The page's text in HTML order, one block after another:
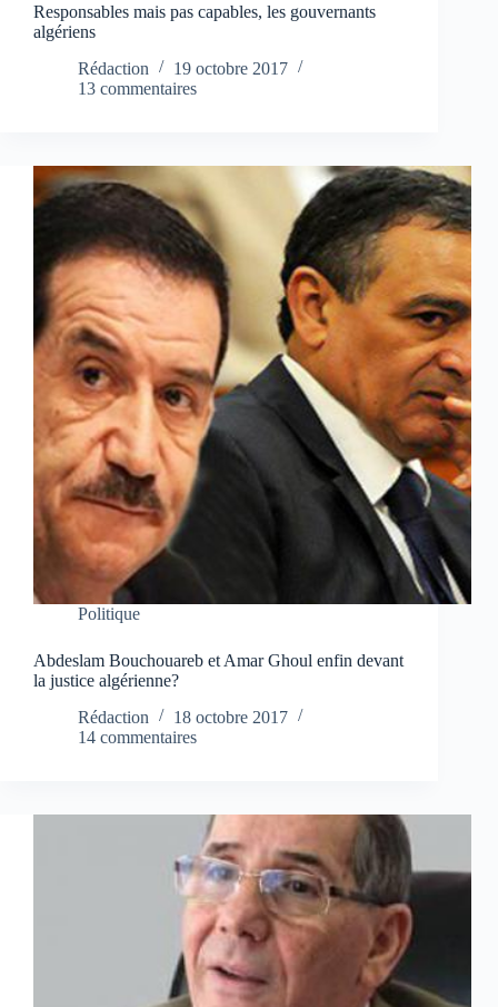
Responsables mais pas capables, les gouvernants
algériens
Rédaction
19 octobre 2017
13 commentaires
Politique
Abdeslam Bouchouareb et Amar Ghoul enfin devant
la justice algérienne?
Rédaction
18 octobre 2017
14 commentaires